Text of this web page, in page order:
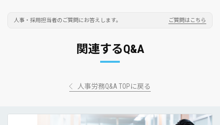
人事・採用担当者のご質問にお答えします。 ご質問はこちら
関連するQ&A
人事労務Q&A TOPに戻る